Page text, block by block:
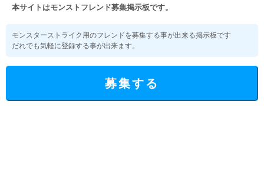
本サイトはモンストフレンド募集掲示板です。
モンスターストライク用のフレンドを募集する事が出来る掲示板です
だれでも気軽に登録する事が出来ます。
募集する